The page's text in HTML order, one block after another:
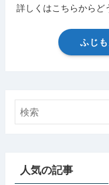
詳しくはこちらからど
ふじ
人気の記事